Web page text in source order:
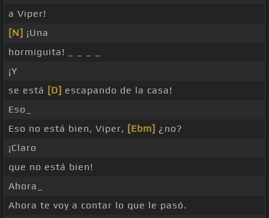
a Viper!
[N] ¡Una
hormiguita! _ _ _ _
¡Y
se está [D] escapando de la casa!
Eso_
Eso no está bien, Viper, [Ebm] ¿no?
¡Claro
que no está bien!
Ahora_
Ahora te voy a contar lo que le pasó.